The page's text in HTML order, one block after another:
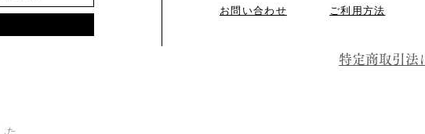
お問い合わせ
​ご利用方法
特定商取引法